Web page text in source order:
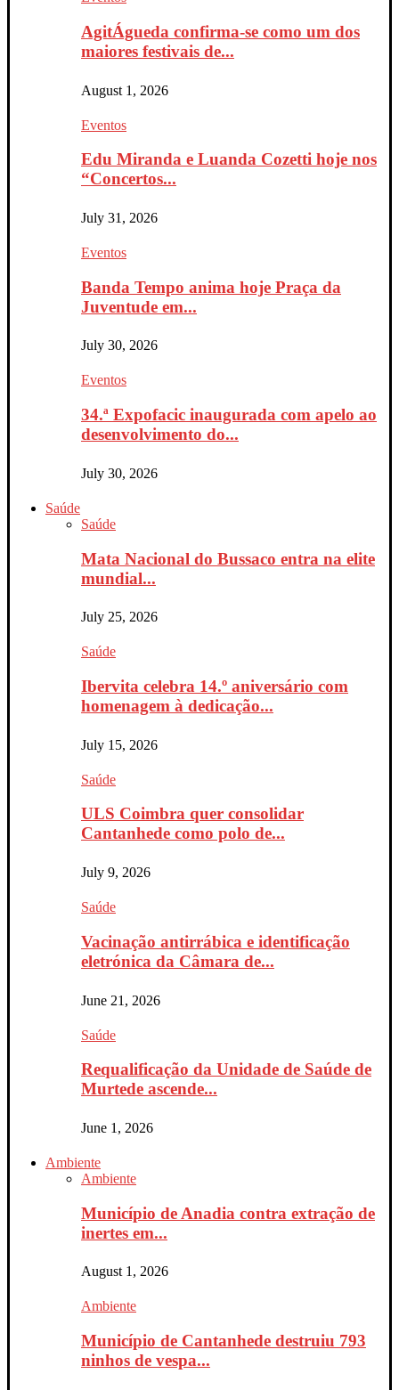
AgitÁgueda confirma-se como um dos
maiores festivais de...
August 1, 2026
Eventos
Edu Miranda e Luanda Cozetti hoje nos
“Concertos...
July 31, 2026
Eventos
Banda Tempo anima hoje Praça da
Juventude em...
July 30, 2026
Eventos
34.ª Expofacic inaugurada com apelo ao
desenvolvimento do...
July 30, 2026
Saúde
Saúde
Mata Nacional do Bussaco entra na elite
mundial...
July 25, 2026
Saúde
Ibervita celebra 14.º aniversário com
homenagem à dedicação...
July 15, 2026
Saúde
ULS Coimbra quer consolidar
Cantanhede como polo de...
July 9, 2026
Saúde
Vacinação antirrábica e identificação
eletrónica da Câmara de...
June 21, 2026
Saúde
Requalificação da Unidade de Saúde de
Murtede ascende...
June 1, 2026
Ambiente
Ambiente
Município de Anadia contra extração de
inertes em...
August 1, 2026
Ambiente
Município de Cantanhede destruiu 793
ninhos de vespa...